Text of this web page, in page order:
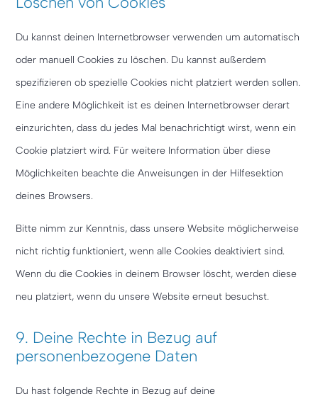
Du kannst deinen Internetbrowser verwenden um automatisch
oder manuell Cookies zu löschen. Du kannst außerdem
spezifizieren ob spezielle Cookies nicht platziert werden sollen.
Eine andere Möglichkeit ist es deinen Internetbrowser derart
einzurichten, dass du jedes Mal benachrichtigt wirst, wenn ein
Cookie platziert wird. Für weitere Information über diese
Möglichkeiten beachte die Anweisungen in der Hilfesektion
deines Browsers.
Bitte nimm zur Kenntnis, dass unsere Website möglicherweise
nicht richtig funktioniert, wenn alle Cookies deaktiviert sind.
Wenn du die Cookies in deinem Browser löscht, werden diese
neu platziert, wenn du unsere Website erneut besuchst.
9. Deine Rechte in Bezug auf
personenbezogene Daten
Du hast folgende Rechte in Bezug auf deine